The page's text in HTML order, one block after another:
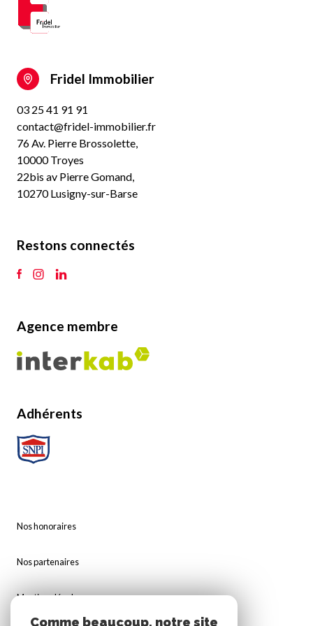
Fridel Immobilier
03 25 41 91 91
contact@fridel-immobilier.fr
76 Av. Pierre Brossolette,
10000 Troyes
22bis av Pierre Gomand,
10270 Lusigny-sur-Barse
Restons connectés
Agence membre
Adhérents
Nos honoraires
Nos partenaires
Mentions légales
Comme beaucoup, notre site